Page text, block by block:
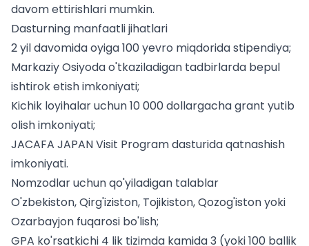
davom ettirishlari mumkin.
Dasturning manfaatli jihatlari
2 yil davomida oyiga 100 yevro miqdorida stipendiya;
Markaziy Osiyoda o'tkaziladigan tadbirlarda bepul
ishtirok etish imkoniyati;
Kichik loyihalar uchun 10 000 dollargacha grant yutib
olish imkoniyati;
JACAFA JAPAN Visit Program dasturida qatnashish
imkoniyati.
Nomzodlar uchun qo'yiladigan talablar
O'zbekiston, Qirg'iziston, Tojikiston, Qozog'iston yoki
Ozarbayjon fuqarosi bo'lish;
GPA ko'rsatkichi 4 lik tizimda kamida 3 (yoki 100 ballik